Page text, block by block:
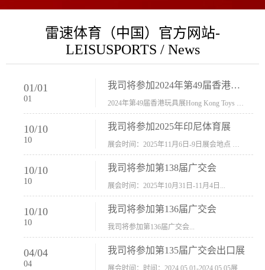
雷速体育（中国）官方网站-
LEISUSPORTS / News
01/01
01
我司将参加2024年第49届香港玩具展Hong Kong Toys & Games Fair 欢迎新···
10/10
10
我司将参加2025年印尼体育展
10/10
10
我司将参加第138届广交会
展会时间：2025年10月31日-11月4日...
10/10
10
我司将参加第136届广交会
我司将参加第136届广交会...
04/04
04
我司将参加第135届广交会出口展
展会时间：时间：2024.05.01-2024.05.05展会地址：中国进出口商品交易会展馆福建康莱宝公司展位号12.1G37-38、H11-12，浙江康莱宝展位号17.1B23-24、C19-20...